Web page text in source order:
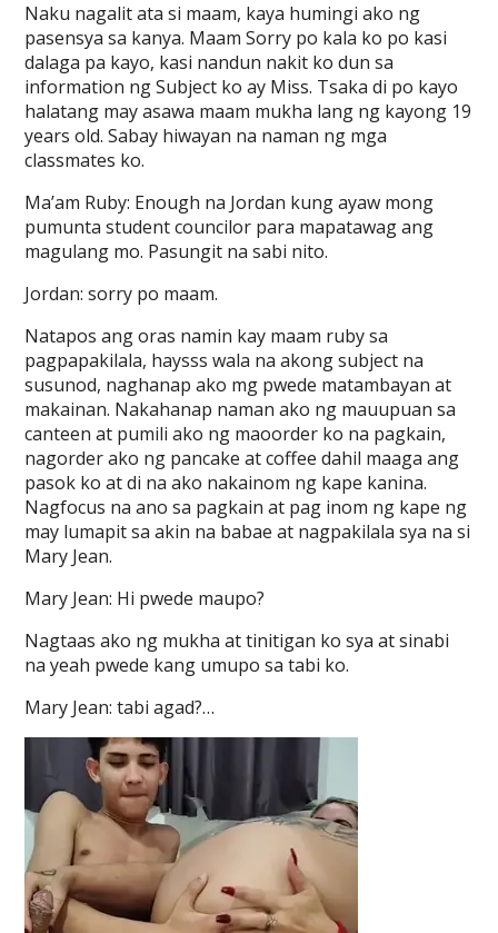
Naku nagalit ata si maam, kaya humingi ako ng
pasensya sa kanya. Maam Sorry po kala ko po kasi
dalaga pa kayo, kasi nandun nakit ko dun sa
information ng Subject ko ay Miss. Tsaka di po kayo
halatang may asawa maam mukha lang ng kayong 19
years old. Sabay hiwayan na naman ng mga
classmates ko.
Ma’am Ruby: Enough na Jordan kung ayaw mong
pumunta student councilor para mapatawag ang
magulang mo. Pasungit na sabi nito.
Jordan: sorry po maam.
Natapos ang oras namin kay maam ruby sa
pagpapakilala, haysss wala na akong subject na
susunod, naghanap ako mg pwede matambayan at
makainan. Nakahanap naman ako ng mauupuan sa
canteen at pumili ako ng maoorder ko na pagkain,
nagorder ako ng pancake at coffee dahil maaga ang
pasok ko at di na ako nakainom ng kape kanina.
Nagfocus na ano sa pagkain at pag inom ng kape ng
may lumapit sa akin na babae at nagpakilala sya na si
Mary Jean.
Mary Jean: Hi pwede maupo?
Nagtaas ako ng mukha at tinitigan ko sya at sinabi
na yeah pwede kang umupo sa tabi ko.
Mary Jean: tabi agad?…